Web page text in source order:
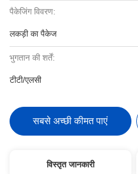
पैकेजिंग विवरण:
लकड़ी का पैकेज
भुगतान की शर्तें:
टीटी/एलसी
सबसे अच्छी कीमत पाएं
विस्तृत जानकारी